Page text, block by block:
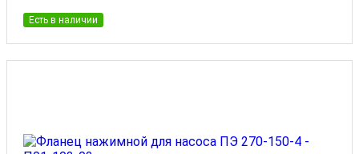
Есть в наличии